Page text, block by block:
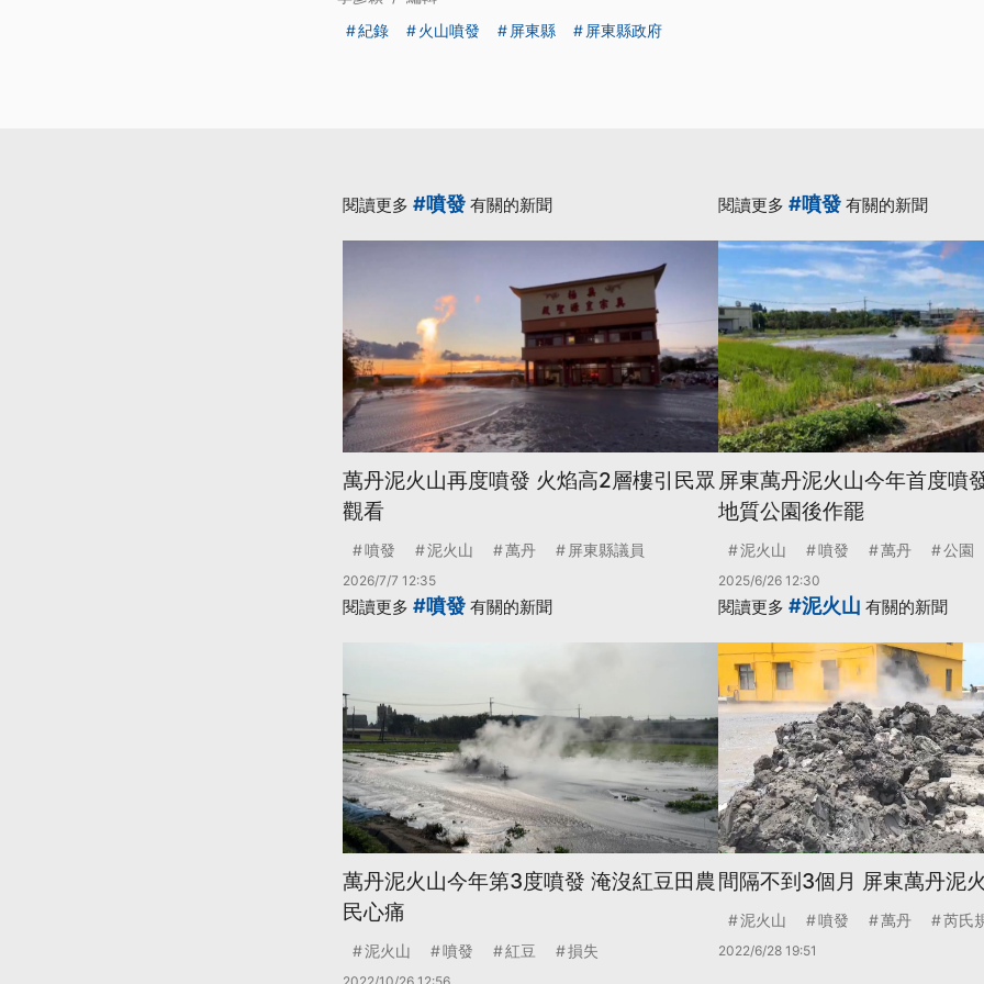
紀錄
火山噴發 屏東縣 屏東縣政府
閱讀更多 #噴發 有關的新聞
萬丹泥火山再度噴發 火焰高2層樓引民眾
觀看
噴發 泥火山 萬丹 屏東縣議員
2026/7/7 12:35
閱讀更多 #噴發 有關的新聞
屏東萬丹泥火山今年首度噴
地質公園後作罷
泥火山 噴發 萬丹 公園
2025/6/26 12:30
閱讀更多 #噴發 有關的新聞
萬丹泥火山今年第3度噴發 淹沒紅豆田農
民心痛
泥火山 噴發 紅豆 損失
閱讀更多 #泥火山 有關的新聞
間隔不到3個月 屏東萬丹泥
泥火山 噴發 萬丹 芮氏
2022/6/28 19:51